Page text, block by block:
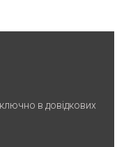
в довідкових